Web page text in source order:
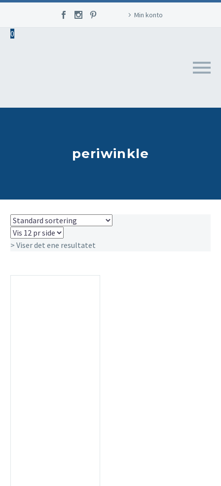
Min konto
0
periwinkle
> Viser det ene resultatet